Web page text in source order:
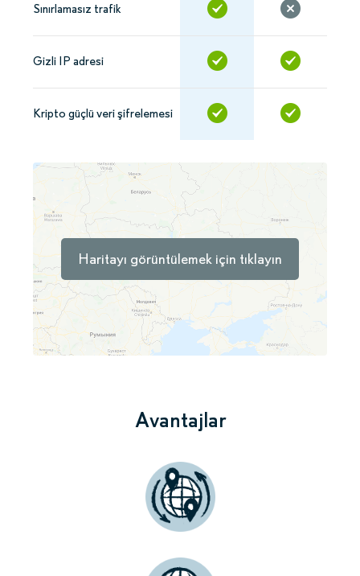
Sınırlamasız trafik
Gizli IP adresi
Kripto güçlü veri şifrelemesi
Haritayı görüntülemek için tıklayın
Avantajlar